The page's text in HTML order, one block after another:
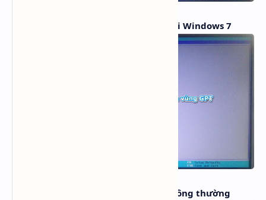
Tùy chỉnh cho chế độ UEFI để cài Windows 7
Tùy chỉnh của chế độ Legacy thông thường